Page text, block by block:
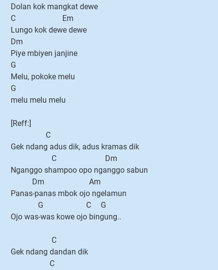
Dolan kok mangkat dewe
C Em
Lungo kok dewe dewe
Dm
Piye mbiyen janjine
G
Melu, pokoke melu
G
melu melu melu
[Reff:]
C
Gek ndang adus dik, adus kramas dik
C Dm
Nganggo shampoo opo nganggo sabun
Dm Am
Panas-panas mbok ojo ngelamun
G C G
Ojo was-was kowe ojo bingung..
C
Gek ndang dandan dik
C